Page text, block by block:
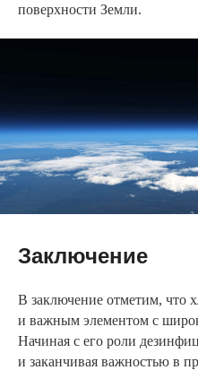
поверхности Земли.
Заключение
В заключение отметим, что
и важным элементом с
Начиная с его роли
и заканчивая важностью в